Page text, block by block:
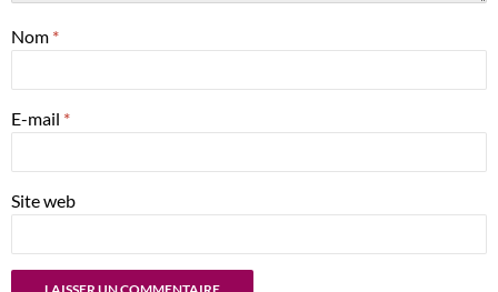
Nom *
E-mail *
Site web